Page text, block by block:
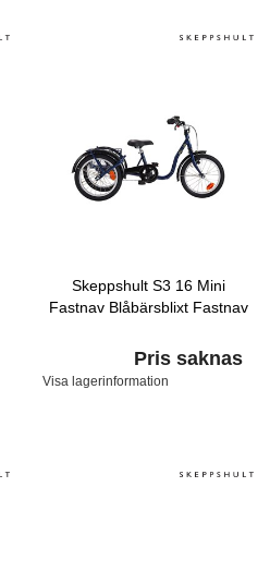
Skeppshult S3 16 Mini
Fastnav Blåbärsblixt Fastnav
Pris saknas
Visa lagerinformation